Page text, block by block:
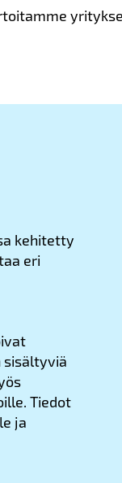
kehitetty
eri
sisältyviä
Tiedot
ja